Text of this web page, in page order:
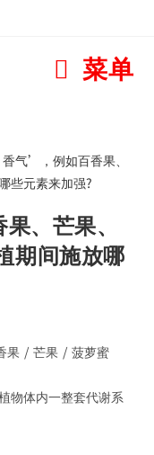
菜单
、芒果、
期间施放哪
果 / 芒果 / 菠萝蜜
物体内一整套代谢系